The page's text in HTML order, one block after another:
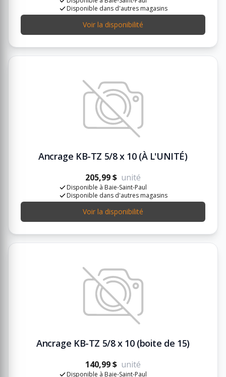
Disponible dans d'autres magasins
Voir la disponibilité
Ancrage KB-TZ 5/8 x 10 (À L'UNITÉ)
205,99 $ unité
Disponible à Baie-Saint-Paul
Disponible dans d'autres magasins
Voir la disponibilité
Ancrage KB-TZ 5/8 x 10 (boite de 15)
140,99 $ unité
Disponible à Baie-Saint-Paul